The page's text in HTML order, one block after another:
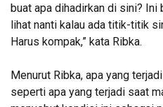
buat apa dihadirkan di sini?
lihat nanti kalau ada titik-titik
Harus kompak,” kata Ribka.
Menurut Ribka, apa yang
seperti apa yang terjadi saat